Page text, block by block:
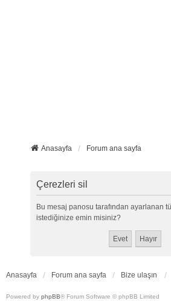
Anasayfa Forum ana sayfa
Çerezleri sil
Bu mesaj panosu tarafından ayarlanan
istediğinize emin misiniz?
Anasayfa Forum ana sayfa Bize ulaşın
Powered by phpBB® Forum Software © phpBB Limited